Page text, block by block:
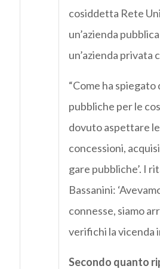
cosiddetta Rete
un’azienda
un’azienda privata
“Come ha
pubbliche per le
dovuto aspettare
concessioni,
gare pubbliche’. I
Bassanini:
connesse, siamo
verifichi la vicenda
Secondo quanto